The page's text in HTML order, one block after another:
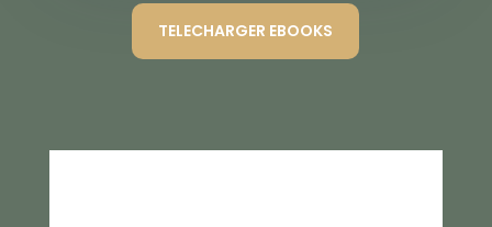
TELECHARGER EBOOKS